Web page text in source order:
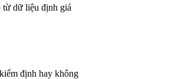
từ dữ liệu định giá
định hay không